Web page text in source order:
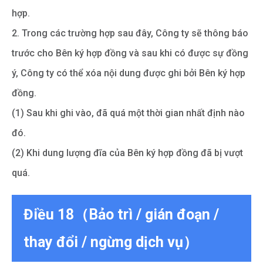
hợp.
2. Trong các trường hợp sau đây, Công ty sẽ thông báo
trước cho Bên ký hợp đồng và sau khi có được sự đồng
ý, Công ty có thể xóa nội dung được ghi bởi Bên ký hợp
đồng.
(1) Sau khi ghi vào, đã quá một thời gian nhất định nào
đó.
(2) Khi dung lượng đĩa của Bên ký hợp đồng đã bị vượt
quá.
Điều 18（Bảo trì / gián đoạn /
thay đổi / ngừng dịch vụ）